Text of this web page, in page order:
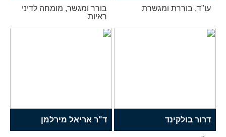
עו"ד, בוררת ומגשרת
בורר ומגשר, מומחה לדיני
ראיות
דרור בולקינד ד"ר אריאל מירלמן